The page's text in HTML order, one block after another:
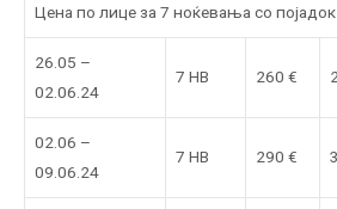
Цена по лице за 7 ноќевања со
26.05 –
02.06.24
7 HB 260 €
02.06 –
09.06.24
7 HB 290 €